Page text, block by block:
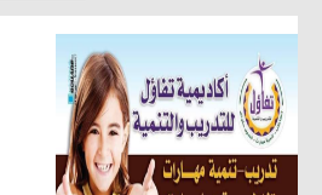
مقالات وكتّاب
سمية
مقالات وكتّاب
سمية
أخبار الناس
تهنئة